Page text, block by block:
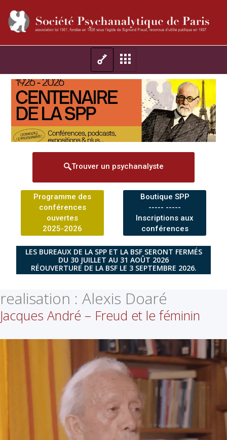
Trouver un psychanalyste
Programme des
conférences
ouvertes
2025-2026
Boutique SPP
----- -----
Inscriptions aux
conférences
LES BUREAUX DE LA SPP ET LA BSF SERONT FERMÉS
DU 30 JUILLET AU 31 AOÛT 2026
RÉOUVERTURE DE LA BSF LE 3 SEPTEMBRE 2026.
realisation : Alexis Doaré
Jacques André – Freud et le féminin